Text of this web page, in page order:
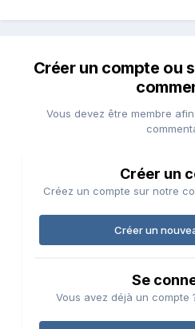
Créer un compte ou
Vous devez être membre
Créer un
Créez un compte sur notre
Créer un
Se
Vous avez déjà un compte